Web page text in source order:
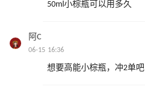
50ml小棕瓶可以用多久
阿C
06-15 16:36
想要高能小棕瓶，冲2单吧